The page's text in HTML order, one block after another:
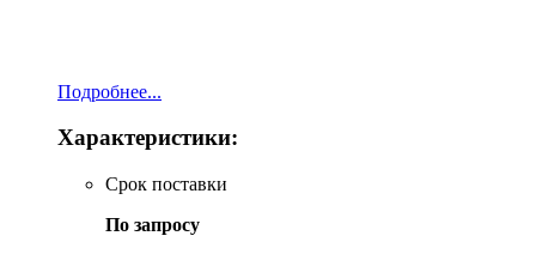
Подробнее...
Характеристики:
Срок поставки
По запросу